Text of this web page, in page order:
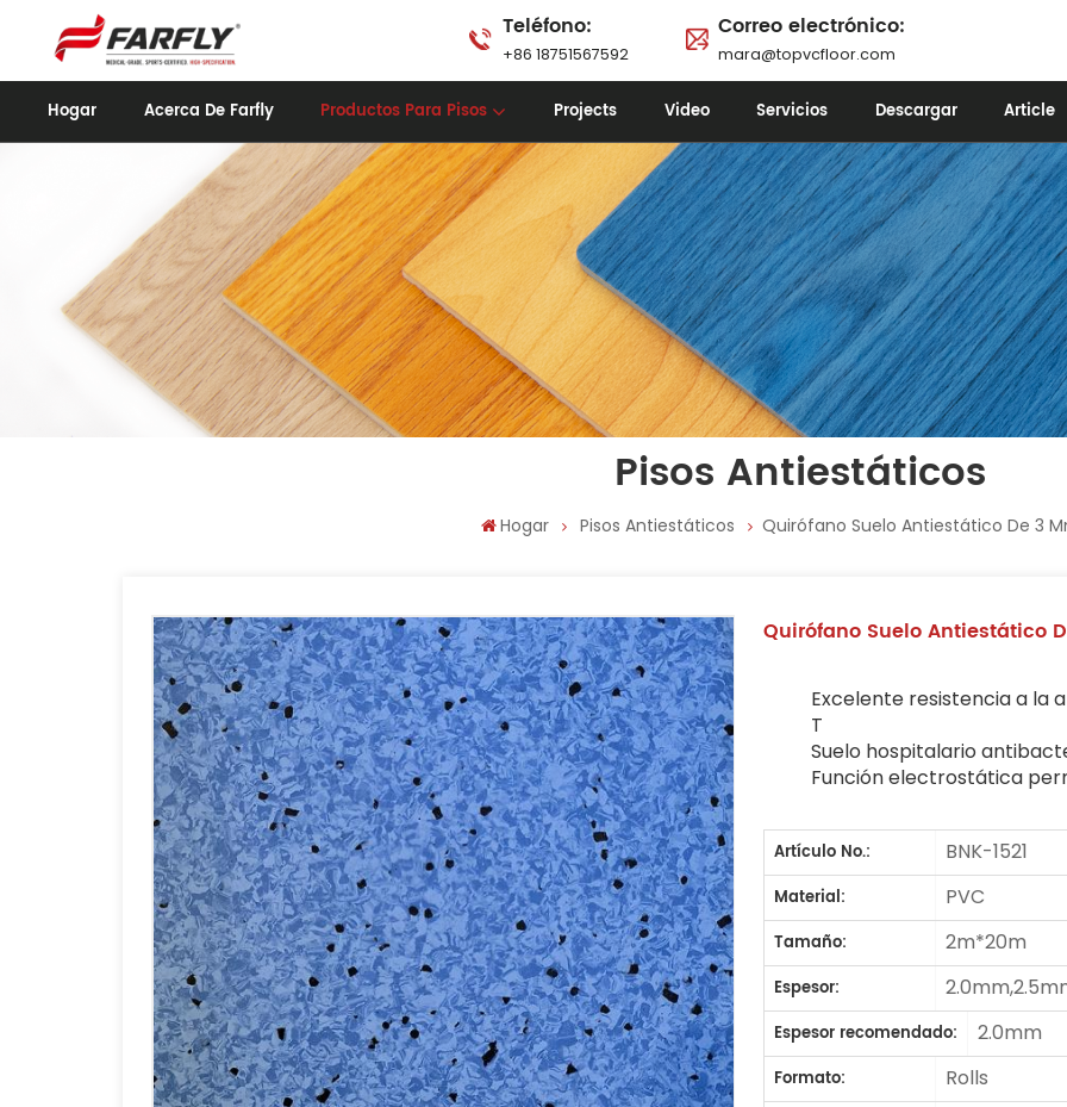
Teléfono:
+86 18751567592
Correo electrónico:
mara@topvcfloor.com
Hogar Acerca De Farfly Productos Para Pisos Projects Video Servicios Descargar Article
Pisos Antiestáticos
Hogar Pisos Antiestáticos Quirófano Suelo Antiestático De 3
Quirófano Suelo Antiestático
Excelente resistencia a la
T
Suelo hospitalario
Función electrostática
Artículo No.: BNK-1521
Material: PVC
Tamaño: 2m*20m
Espesor:
Espesor recomendado: 2.0mm
Formato: Rolls